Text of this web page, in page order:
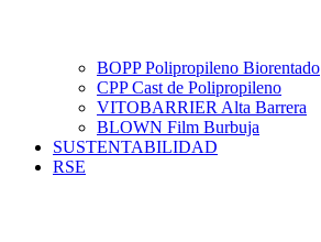
BOPP Polipropileno Biorentado
CPP Cast de Polipropileno
VITOBARRIER Alta Barrera
BLOWN Film Burbuja
SUSTENTABILIDAD
RSE